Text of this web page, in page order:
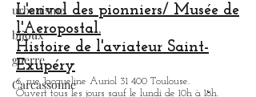
urbanisme
bijoux
guerre
Carcassonne
La Basilique funéraire de Saint-Pierre-
des-Cuisines:
12, place Saint-Pierre 31 000 Toulouse.
L'envol des pionniers/ Musée de
l'Aeropostal.
Histoire de l'aviateur Saint-